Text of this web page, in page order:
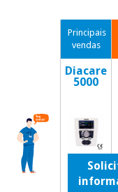
Outlet
Fisaude
Gabinetes
terapêuticos
Ofertas
tradicional
chinesa
Mobiliário
Principais
vendas
Diacare
5000